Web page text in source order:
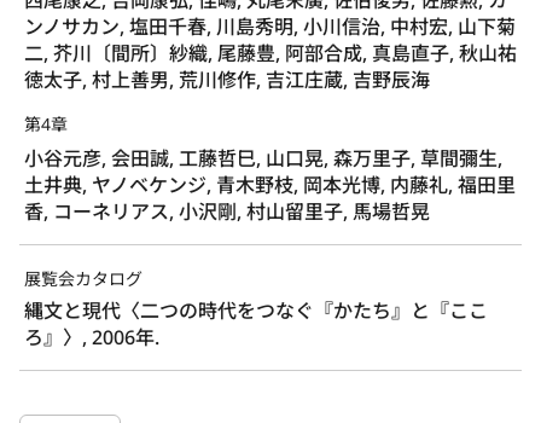
ンノサカン, 塩田千春, 川島秀明, 小川信治, 中村宏, 山下菊
二, 芥川〔間所〕紗織, 尾藤豊, 阿部合成, 真島直子, 秋山祐
徳太子, 村上善男, 荒川修作, 吉江庄蔵, 吉野辰海
第4章
小谷元彦, 会田誠, 工藤哲巳, 山口晃, 森万里子, 草間彌生,
土井典, ヤノベケンジ, 青木野枝, 岡本光博, 内藤礼, 福田里
香, コーネリアス, 小沢剛, 村山留里子, 馬場哲晃
展覧会カタログ
縄文と現代〈二つの時代をつなぐ『かたち』と『ここ
ろ』〉, 2006年.